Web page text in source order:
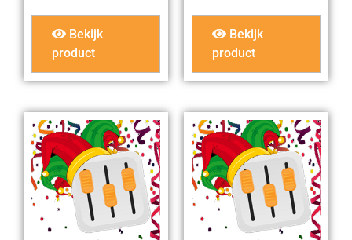
Bekijk
product
Bekijk
product